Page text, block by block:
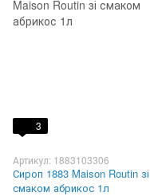
3
Артикул: 1883103306
Сироп 1883 Maison Routin зі
смаком абрикос 1л